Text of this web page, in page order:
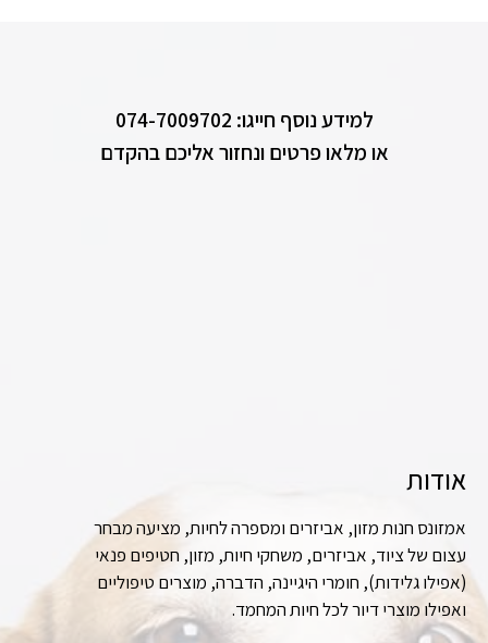
למידע נוסף חייגו: 074-7009702
או מלאו פרטים ונחזור אליכם בהקדם
אודות
אמזונס חנות מזון, אביזרים ומספרה לחיות, מציעה מבחר
עצום של ציוד, אביזרים, משחקי חיות, מזון, חטיפים פנאי
(אפילו גלידות), חומרי היגיינה, הדברה, מוצרים טיפוליים
ואפילו מוצרי דיור לכל חיות המחמד.